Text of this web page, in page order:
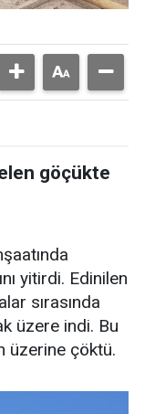
göçükte
yitirdi. Edinilen
sırasında
üzere indi. Bu
üzerine çöktü.